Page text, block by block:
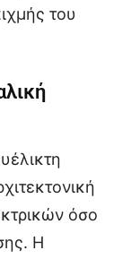
του
όσο
Η